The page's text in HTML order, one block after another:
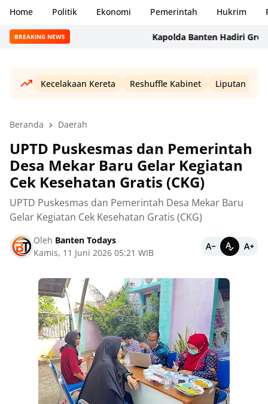
Home Politik Ekonomi Pemerintah Hukrim
BREAKING NEWS Kapolda Banten Hadiri Ground
Kecelakaan Kereta Reshuffle Kabinet Liputan Haji
Beranda Daerah
UPTD Puskesmas dan Pemerintah
Desa Mekar Baru Gelar Kegiatan
Cek Kesehatan Gratis (CKG)
UPTD Puskesmas dan Pemerintah Desa Mekar Baru
Gelar Kegiatan Cek Kesehatan Gratis (CKG)
Oleh Banten Todays
Kamis, 11 Juni 2026 05:21 WIB